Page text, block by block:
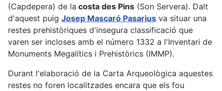
(Capdepera) de la costa des Pins (Son Servera). Dalt
d'aquest puig Josep Mascaró Pasarius va situar una
restes prehistòriques d'insegura classificació que
varen ser incloses amb el número 1332 a l'Inventari de
Monuments Megalítics i Prehistòrics (IMMP).
Durant l'elaboració de la Carta Arqueològica aquestes
restes no foren localitzades encara que els fou